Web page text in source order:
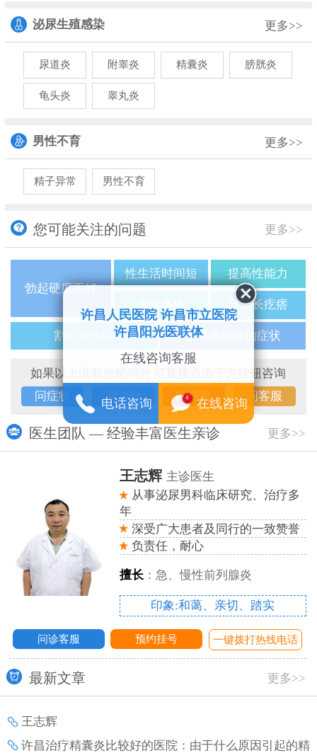
泌尿生殖感染 更多>>
尿道炎 附睾炎 精囊炎 膀胱炎
龟头炎 睾丸炎
男性不育 更多>>
精子异常 男性不育
您可能关注的问题 更多>>
勃起硬度不好
性生活时间短 提高性能力
睾丸疼痛 阴茎长疙瘩
割包皮医院 生殖器疱疹的症状
如果以上没有您想问的 可直接点击下方按钮咨询
问症状
问治疗 问费用 问客服
医生团队 — 经验丰富医生亲诊 更多>>
王志辉 主诊医生
从事泌尿男科临床研究、治疗多
年
深受广大患者及同行的一致赞誉
负责任，耐心
擅长：急、慢性前列腺炎
印象:和蔼、亲切、踏实
问诊客服 预约挂号 一键拨打热线电话
最新文章 更多>>
王志辉
许昌治疗精囊炎比较好的医院：由于什么原因引起的精
许昌人民医院 许昌市立医院
许昌阳光医联体
在线咨询客服
电话咨询 4 在线咨询